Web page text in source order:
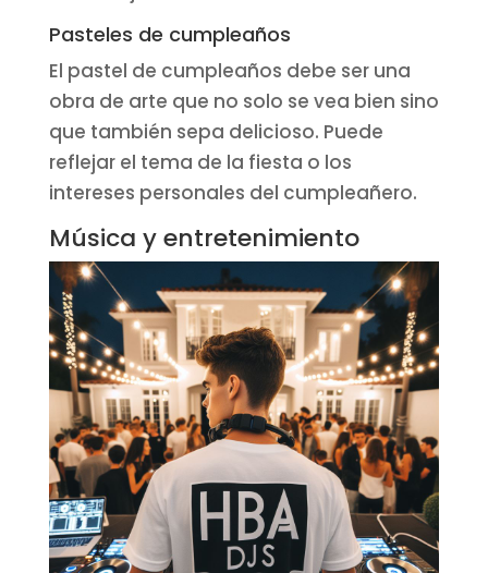
Pasteles de cumpleaños
El pastel de cumpleaños debe ser una
obra de arte que no solo se vea bien sino
que también sepa delicioso. Puede
reflejar el tema de la fiesta o los
intereses personales del cumpleañero.
Música y entretenimiento